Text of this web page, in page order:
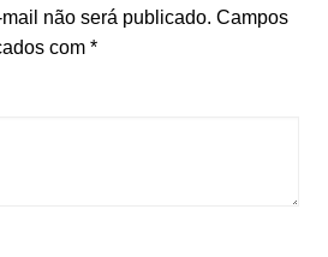
não será publicado. Campos
com *